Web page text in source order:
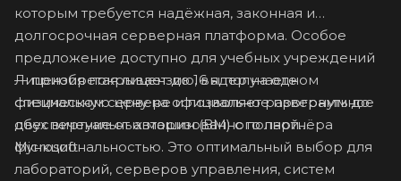
которым требуется надёжная, законная и
долгосрочная серверная платформа. Особое
предложение доступно для учебных учреждений
— приобретая лицензию, вы получаете
специальную цену на официальное программное
обеспечение от авторизованного партнёра
Microsoft.
Лицензия покрывает до 16 ядер на одном
физическом сервере и позволяет развернуть до
двух виртуальных машин (ВМ) с полной
функциональностью. Это оптимальный выбор для
лабораторий, серверов управления, систем